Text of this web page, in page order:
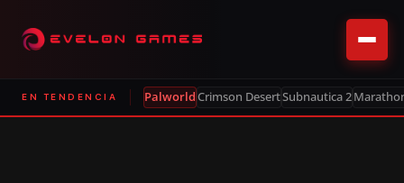
EN TENDENCIA PalworldCrimson DesertSubnautica 2